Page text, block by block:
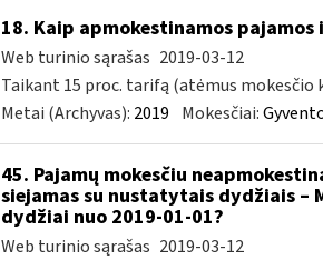
18. Kaip apmokestinamos
Web turinio sąrašas 2019-03-12
Taikant 15 proc. tarifą (atėmus mokesčio
Metai (Archyvas): 2019 Mokesčiai:
45. Pajamų mokesčiu
siejamas su nustatytais dydžiais –
dydžiai nuo 2019-01-01?
Web turinio sąrašas 2019-03-12